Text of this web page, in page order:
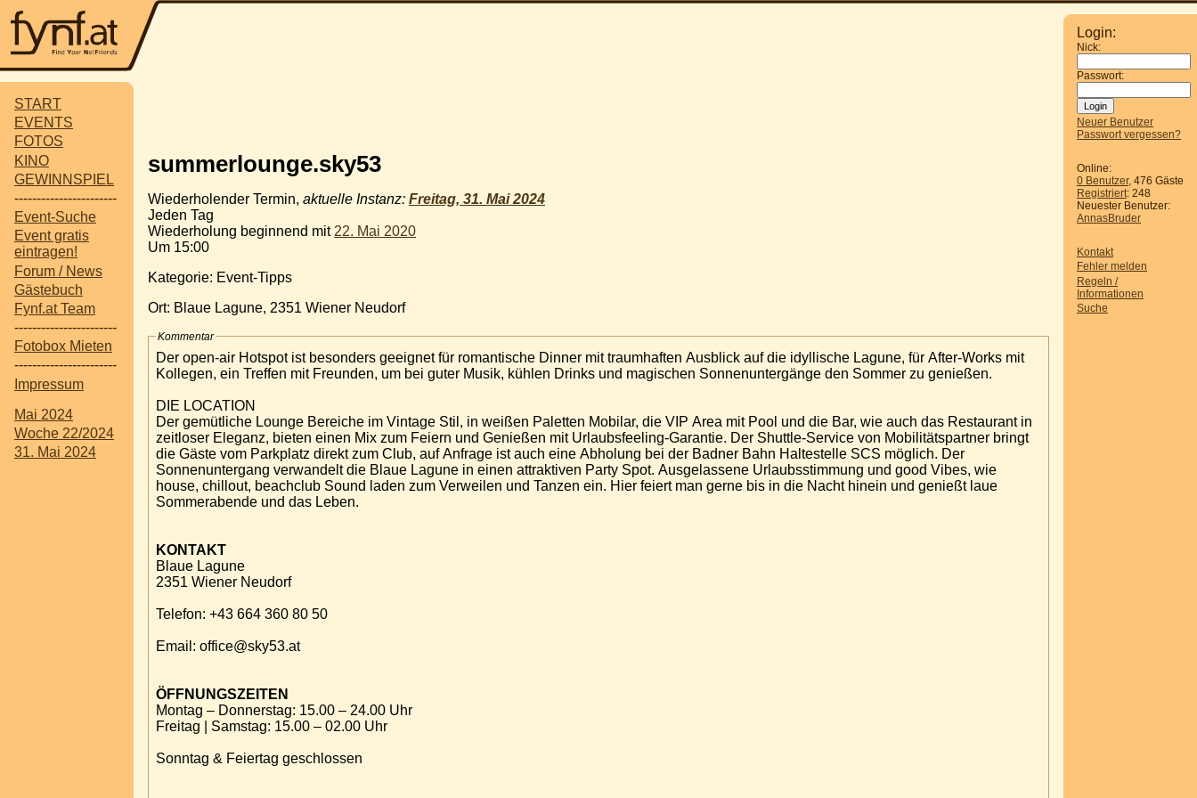
START
EVENTS
FOTOS
KINO
GEWINNSPIEL
-----------------------
Event-Suche
Event gratis
eintragen!
Forum / News
Gästebuch
Fynf.at Team
-----------------------
Fotobox Mieten
-----------------------
Impressum
Mai 2024
Woche 22/2024
31. Mai 2024
Login:
Nick:
Passwort:
Neuer Benutzer
Passwort vergessen?
Online:
0 Benutzer, 476 Gäste
Registriert: 248
Neuester Benutzer:
AnnasBruder
Kontakt
Fehler melden
Regeln /
Informationen
Suche
summerlounge.sky53
Wiederholender Termin, aktuelle Instanz: Freitag, 31. Mai 2024
Jeden Tag
Wiederholung beginnend mit 22. Mai 2020
Um 15:00
Kategorie: Event-Tipps
Ort: Blaue Lagune, 2351 Wiener Neudorf
Kommentar
Der open-air Hotspot ist besonders geeignet für romantische Dinner mit traumhaften Ausblick auf die idyllische Lagune, für After-Works mit
Kollegen, ein Treffen mit Freunden, um bei guter Musik, kühlen Drinks und magischen Sonnenuntergänge den Sommer zu genießen.
DIE LOCATION
Der gemütliche Lounge Bereiche im Vintage Stil, in weißen Paletten Mobilar, die VIP Area mit Pool und die Bar, wie auch das Restaurant in
zeitloser Eleganz, bieten einen Mix zum Feiern und Genießen mit Urlaubsfeeling-Garantie. Der Shuttle-Service von Mobilitätspartner bringt
die Gäste vom Parkplatz direkt zum Club, auf Anfrage ist auch eine Abholung bei der Badner Bahn Haltestelle SCS möglich. Der
Sonnenuntergang verwandelt die Blaue Lagune in einen attraktiven Party Spot. Ausgelassene Urlaubsstimmung und good Vibes, wie
house, chillout, beachclub Sound laden zum Verweilen und Tanzen ein. Hier feiert man gerne bis in die Nacht hinein und genießt laue
Sommerabende und das Leben.
KONTAKT
Blaue Lagune
2351 Wiener Neudorf
Telefon: +43 664 360 80 50
Email: office@sky53.at
ÖFFNUNGSZEITEN
Montag – Donnerstag: 15.00 – 24.00 Uhr
Freitag | Samstag: 15.00 – 02.00 Uhr
Sonntag & Feiertag geschlossen